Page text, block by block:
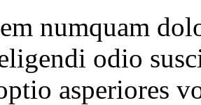
numquam
odio
asperiores